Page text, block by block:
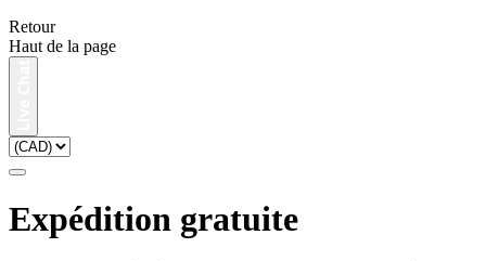
Retour
Haut de la page
Expédition gratuite